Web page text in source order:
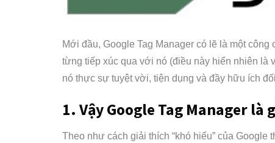
Mới đầu, Google Tag Manager có lẽ là một
từng tiếp xúc qua với nó (điều này hiển nhiên là
nó thực sự tuyệt vời, tiện dụng và đầy hữu ích
1. Vậy Google Tag Manager là
Theo như cách giải thích “khó hiểu” của Google